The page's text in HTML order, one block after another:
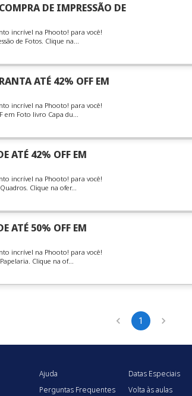
DE IMPRESSÃO DE
incrível na Phooto! para você!
de Fotos. Clique na...
ATÉ 42% OFF EM
incrível na Phooto! para você!
Foto livro Capa du...
ATÉ 42% OFF EM
incrível na Phooto! para você!
Clique na ofer...
ATÉ 50% OFF EM
incrível na Phooto! para você!
Clique na of...
1
Ajuda
Perguntas Frequentes
Datas Especiais
Volta às aulas